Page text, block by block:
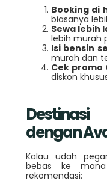
Booking di
biasanya
Sewa lebih
lebih murah
Isi bensin
murah dan
Cek promo
diskon
dengan
Kalau udah
bebas ke
rekomendasi: